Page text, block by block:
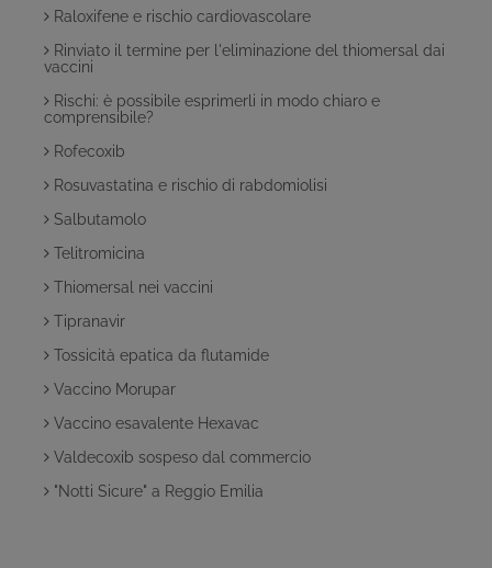
Raloxifene e rischio cardiovascolare
Rinviato il termine per l'eliminazione del thiomersal dai
vaccini
Rischi: è possibile esprimerli in modo chiaro e
comprensibile?
Rofecoxib
Rosuvastatina e rischio di rabdomiolisi
Salbutamolo
Telitromicina
Thiomersal nei vaccini
Tipranavir
Tossicità epatica da flutamide
Vaccino Morupar
Vaccino esavalente Hexavac
Valdecoxib sospeso dal commercio
"Notti Sicure" a Reggio Emilia